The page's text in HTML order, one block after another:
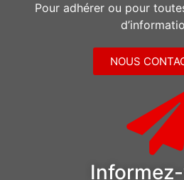
Pour adhérer ou pour
NOUS